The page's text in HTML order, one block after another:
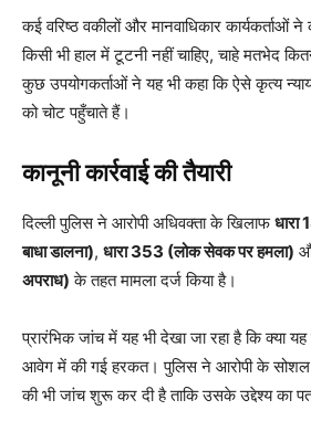
कई वरिष्ठ वकीलों और मानवाधिकार कार्यकर्ताओं ने
किसी भी हाल में टूटनी नहीं चाहिए, चाहे मतभेद
कुछ उपयोगकर्ताओं ने यह भी कहा कि ऐसे कृत्य
को चोट पहुँचाते हैं।
कानूनी कार्रवाई की तैयारी
दिल्ली पुलिस ने आरोपी अधिवक्ता के खिलाफधारा
बाधा डालना), धारा 353 (लोक सेवक पर हमला)
अपराध) के तहत मामला दर्ज किया है।
प्रारंभिक जांच में यह भी देखा जा रहा है कि क्या
आवेग में की गई हरकत। पुलिस ने आरोपी के
की भी जांच शुरू कर दी है ताकि उसके उद्देश्य का